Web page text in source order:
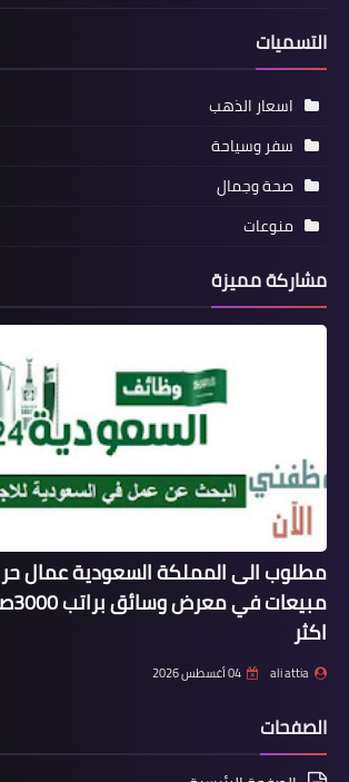
التسميات
اسعار الذهب
سفر وسياحة
صحة وجمال
منوعات
مشاركة مميزة
مطلوب الى المملكة السعودية عمال
اكثر
ali attia 04 أغسطس 2026
الصفحات